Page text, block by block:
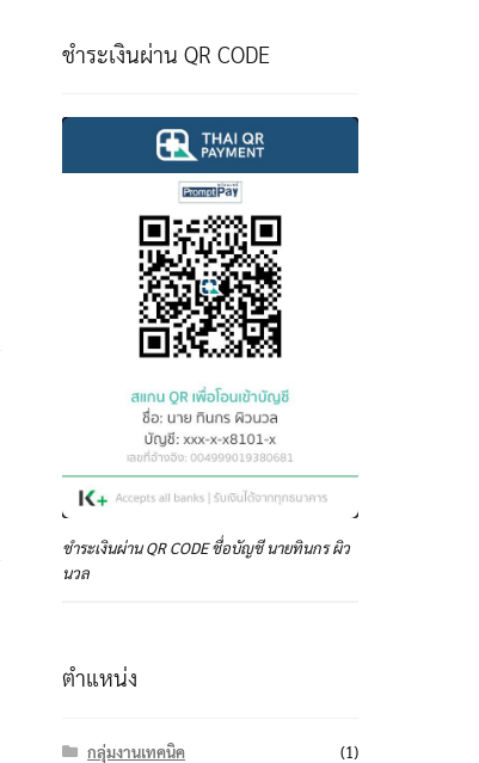
ชำระเงินผ่าน QR CODE
ชำระเงินผ่าน QR CODE ชื่อบัญชี นายทินกร ผิว
นวล
ตำแหน่ง
กลุ่มงานเทคนิค
(1)